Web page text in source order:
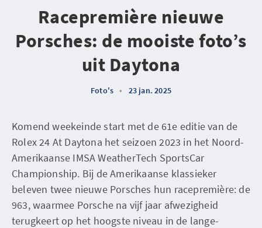
Racepremière nieuwe
Porsches: de mooiste foto’s
uit Daytona
Foto's • 23 jan. 2025
Komend weekeinde start met de 61e editie van de
Rolex 24 At Daytona het seizoen 2023 in het Noord-
Amerikaanse IMSA WeatherTech SportsCar
Championship. Bij de Amerikaanse klassieker
beleven twee nieuwe Porsches hun racepremière: de
963, waarmee Porsche na vijf jaar afwezigheid
terugkeert op het hoogste niveau in de lange-